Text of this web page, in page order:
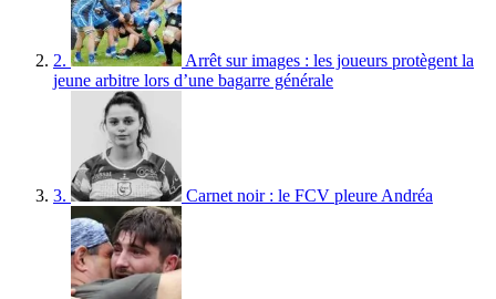
2.
Arrêt sur images : les joueurs protègent la
jeune arbitre lors d’une bagarre générale
3. Carnet noir : le FCV pleure Andréa